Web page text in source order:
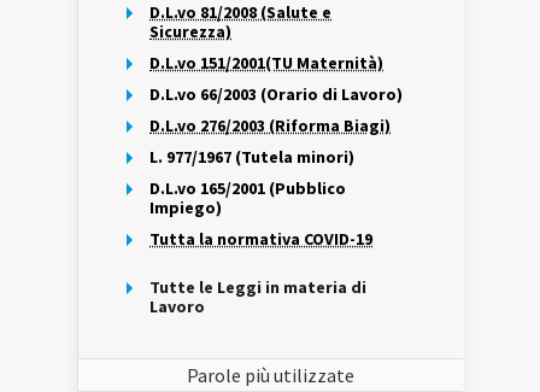
D.L.vo 81/2008 (Salute e
Sicurezza)
D.L.vo 151/2001(TU Maternità)
D.L.vo 66/2003 (Orario di Lavoro)
D.L.vo 276/2003 (Riforma Biagi)
L. 977/1967 (Tutela minori)
D.L.vo 165/2001 (Pubblico
Impiego)
Tutta la normativa COVID-19
Tutte le Leggi in materia di
Lavoro
Parole più utilizzate